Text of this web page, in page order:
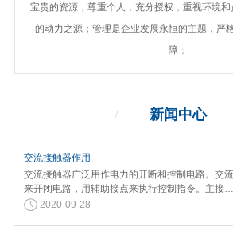
宝贵的资源，尊重个人，充分授权，重视环境
的动力之源；管理是企业发展永恒的主题，严
障；
新闻 中心
交流接触器作用
交流接触器广泛用作电力的开断和控制电路。交
来开闭电路，用辅助接点来执行控制指令。主接…
2020-09-28